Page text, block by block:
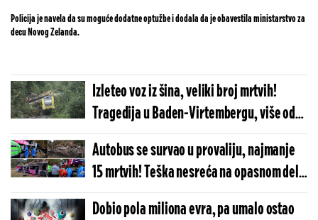
Policija je navela da su moguće dodatne optužbe i dodala da je obavestila ministarstvo za
decu Novog Zelanda.
Izleteo voz iz šina, veliki broj mrtvih!
Tragedija u Baden-Virtembergu, više od
100 ljudi bilo u vagonima (VIDEO/FOTO)
Autobus se survao u provaliju, najmanje
15 mrtvih! Teška nesreća na opasnom delu
puta, 30 povređenih! (VIDEO)
Dobio pola miliona evra, pa umalo ostao